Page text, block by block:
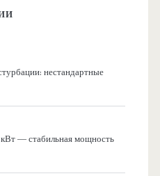
нестандартные
— стабильная мощность